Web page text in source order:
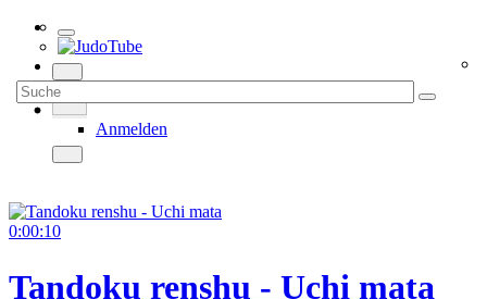
Anmelden
0:00:10
Tandoku renshu - Uchi mata